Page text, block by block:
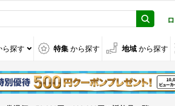
ら探す 特集 から探す 地域 から探す